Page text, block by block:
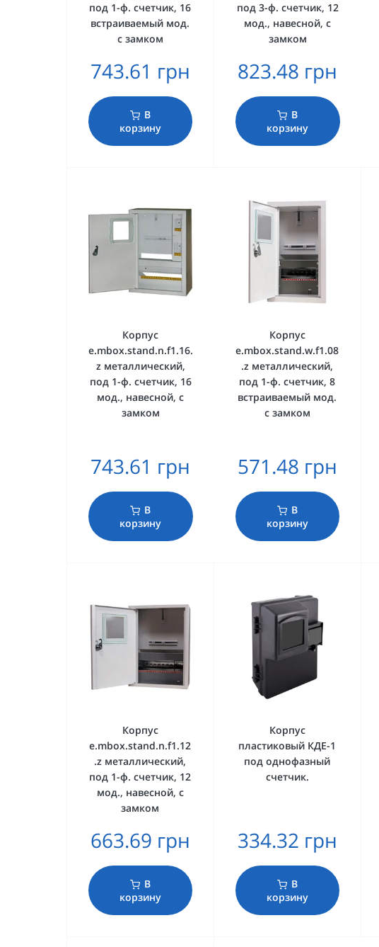
под 1-ф. счетчик, 16
встраиваемый мод.
с замком
743.61 грн
В
корзину
под 3-ф. счетчик, 12
мод., навесной, с
замком
823.48 грн
В
корзину
Корпус
e.mbox.stand.n.f1.16.
z металлический,
под 1-ф. счетчик, 16
мод., навесной, с
замком
743.61 грн
В
корзину
Корпус
e.mbox.stand.w.f1.08
.z металлический,
под 1-ф. счетчик, 8
встраиваемый мод.
с замком
571.48 грн
В
корзину
Корпус
e.mbox.stand.n.f1.12
.z металлический,
под 1-ф. счетчик, 12
мод., навесной, с
замком
663.69 грн
В
корзину
Корпус
пластиковый КДЕ-1
под однофазный
счетчик.
334.32 грн
В
корзину